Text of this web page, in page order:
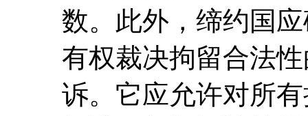
数。此外，缔约国
有权裁决拘留合法
诉。它应允许对所